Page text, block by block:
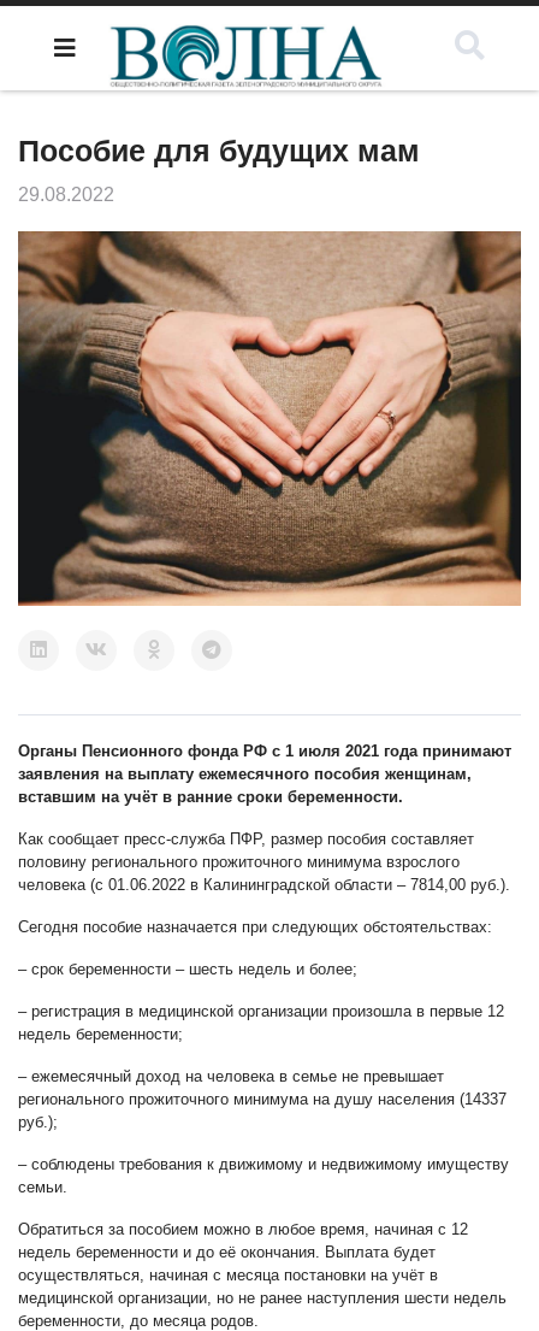
Пособие для будущих мам
29.08.2022
Органы Пенсионного фонда РФ с 1 июля 2021 года принимают
заявления на выплату ежемесячного пособия женщинам,
вставшим на учёт в ранние сроки беременности.
Как сообщает пресс-служба ПФР, размер пособия составляет
половину регионального прожиточного минимума взрослого
человека (с 01.06.2022 в Калининградской области – 7814,00 руб.).
Сегодня пособие назначается при следующих обстоятельствах:
– срок беременности – шесть недель и более;
– регистрация в медицинской организации произошла в первые 12
недель беременности;
– ежемесячный доход на человека в семье не превышает
регионального прожиточного минимума на душу населения (14337
руб.);
– соблюдены требования к движимому и недвижимому имуществу
семьи.
Обратиться за пособием можно в любое время, начиная с 12
недель беременности и до её окончания. Выплата будет
осуществляться, начиная с месяца постановки на учёт в
медицинской организации, но не ранее наступления шести недель
беременности, до месяца родов.